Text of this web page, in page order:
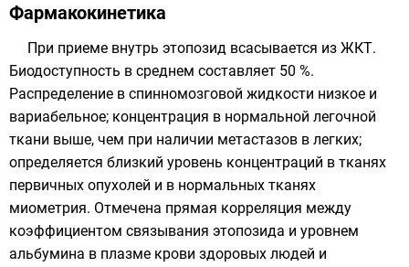
Фармакокинетика
При приеме внутрь этопозид всасывается из ЖКТ.
Биодоступность в среднем составляет 50 %.
Распределение в спинномозговой жидкости низкое и
вариабельное; концентрация в нормальной легочной
ткани выше, чем при наличии метастазов в легких;
определяется близкий уровень концентраций в тканях
первичных опухолей и в нормальных тканях
миометрия. Отмечена прямая корреляция между
коэффициентом связывания этопозида и уровнем
альбумина в плазме крови здоровых людей и